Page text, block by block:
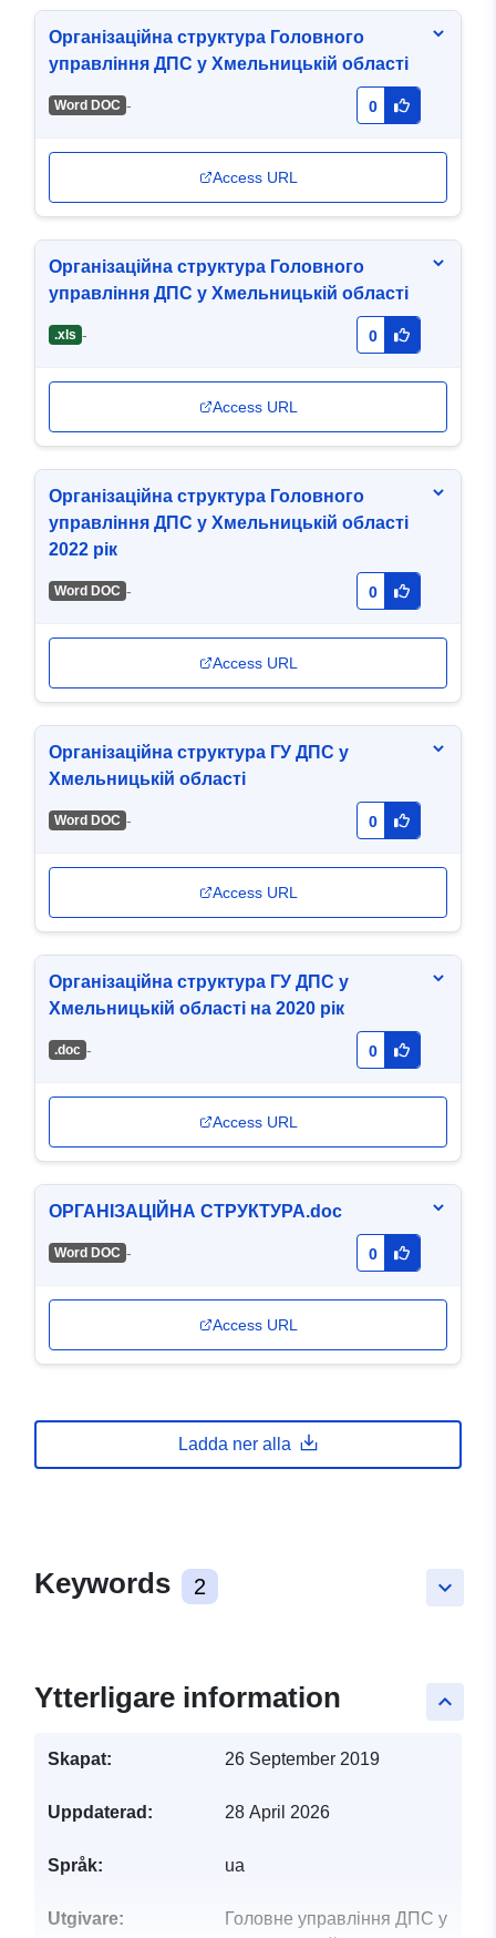
Організаційна структура Головного
управління ДПС у Хмельницькій області
Word DOC - 0
Access URL
Організаційна структура Головного
управління ДПС у Хмельницькій області
.xls - 0
Access URL
Організаційна структура Головного
управління ДПС у Хмельницькій області
2022 рік
Word DOC - 0
Access URL
Організаційна структура ГУ ДПС у
Хмельницькій області
Word DOC - 0
Access URL
Організаційна структура ГУ ДПС у
Хмельницькій області на 2020 рік
.doc - 0
Access URL
ОРГАНІЗАЦІЙНА СТРУКТУРА.doc
Word DOC - 0
Access URL
Ladda ner alla
keyboard_arrow_down
Keywords 2
keyboard_arrow_up
Ytterligare information
Skapat: 26 September 2019
Uppdaterad: 28 April 2026
Språk: ua
Utgivare:
Головне управління ДПС у